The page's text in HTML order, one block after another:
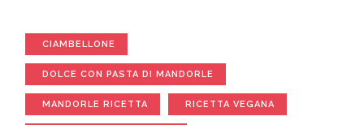
CIAMBELLONE
DOLCE CON PASTA DI MANDORLE
MANDORLE RICETTA RICETTA VEGANA